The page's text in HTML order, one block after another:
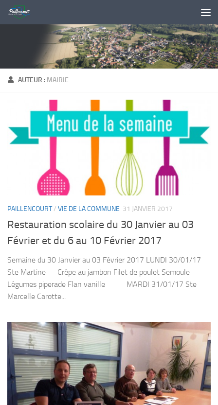
Skip to content
AUTEUR : MAIRIE
PAILLENCOURT/ VIE DE LA COMMUNE 31 JANVIER 2017
Restauration scolaire du 30 Janvier au 03
Février et du 6 au 10 Février 2017
Semaine du 30 Janvier au 03 Février 2017 LUNDI 30/01/17
Ste Martine Crêpe au jambon Filet de poulet Semoule
Légumes piperade Flan vanille MARDI 31/01/17 Ste
Marcelle Carotte...